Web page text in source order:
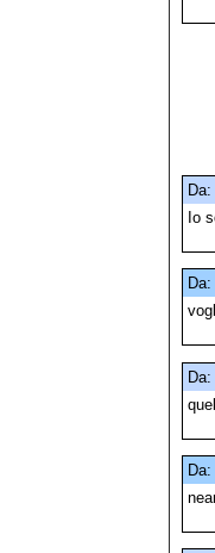
Da:
Io
Da:
Da:
Da: